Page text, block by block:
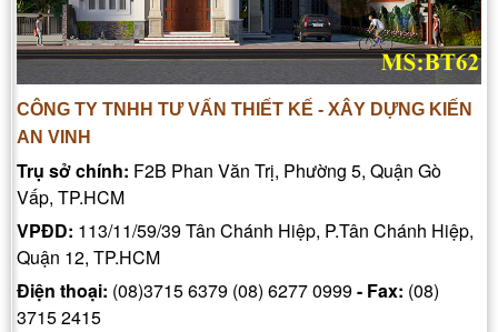
CÔNG TY TNHH TƯ VẤN THIẾT KẾ - XÂY DỰNG KIẾN
AN VINH
Trụ sở chính: F2B Phan Văn Trị, Phường 5, Quận Gò
Vấp, TP.HCM
VPĐD: 113/11/59/39 Tân Chánh Hiệp, P.Tân Chánh Hiệp,
Quận 12, TP.HCM
Điện thoại: (08)3715 6379 (08) 6277 0999- Fax: (08)
3715 2415